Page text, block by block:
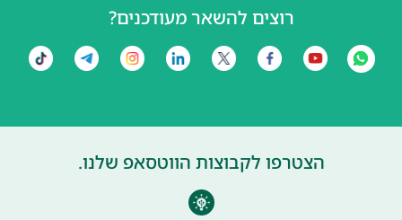
רוצים להשאר מעודכנים?
הצטרפו לקבוצות הווטסאפ שלנו.